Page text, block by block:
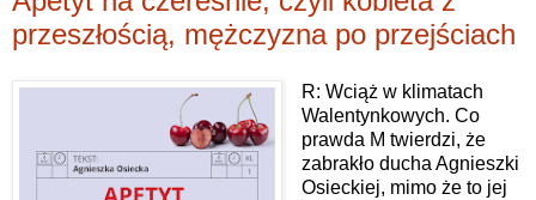
przeszłością, mężczyzna po przejściach
R: Wciąż w klimatach
Walentynkowych. Co
prawda M twierdzi, że
zabrakło ducha Agnieszki
Osieckiej, mimo że to jej